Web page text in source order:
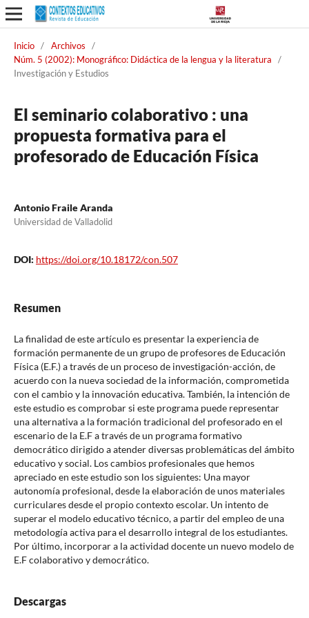
Inicio / Archivos
/
Núm. 5 (2002): Monográfico: Didáctica de la lengua y la literatura
/
Investigación y Estudios
El seminario colaborativo : una
propuesta formativa para el
profesorado de Educación Física
Antonio Fraile Aranda
Universidad de Valladolid
DOI: https://doi.org/10.18172/con.507
Resumen
La finalidad de este artículo es presentar la experiencia de
formación permanente de un grupo de profesores de Educación
Física (E.F.) a través de un proceso de investigación-acción, de
acuerdo con la nueva sociedad de la información, comprometida
con el cambio y la innovación educativa. También, la intención de
este estudio es comprobar si este programa puede representar
una alternativa a la formación tradicional del profesorado en el
escenario de la E.F a través de un programa formativo
democrático dirigido a atender diversas problemáticas del ámbito
educativo y social. Los cambios profesionales que hemos
apreciado en este estudio son los siguientes: Una mayor
autonomía profesional, desde la elaboración de unos materiales
curriculares desde el propio contexto escolar. Un intento de
superar el modelo educativo técnico, a partir del empleo de una
metodología activa para el desarrollo integral de los estudiantes.
Por último, incorporar a la actividad docente un nuevo modelo de
E.F colaborativo y democrático.
Descargas